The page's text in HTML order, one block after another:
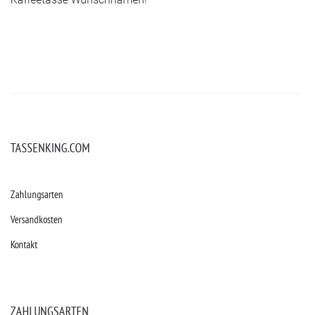
TASSENKING.COM
Zahlungsarten
Versandkosten
Kontakt
ZAHLUNGSARTEN